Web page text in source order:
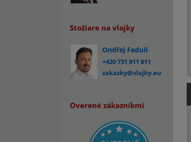
Stožiare na vlajky
Ondřej Feduň
+420 731 811 811
zakazky@vlajky.eu
Overené zákazníkmi